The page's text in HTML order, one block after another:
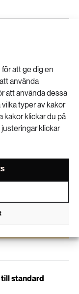
att ge dig en
använda
att använda dessa
typer av kakor
kakor klickar du på
klickar
DELA
lösningarna
när som helst säga
kommer att få några
standard